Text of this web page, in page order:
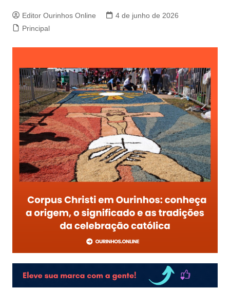
Editor Ourinhos Online
4 de junho de 2026
Principal